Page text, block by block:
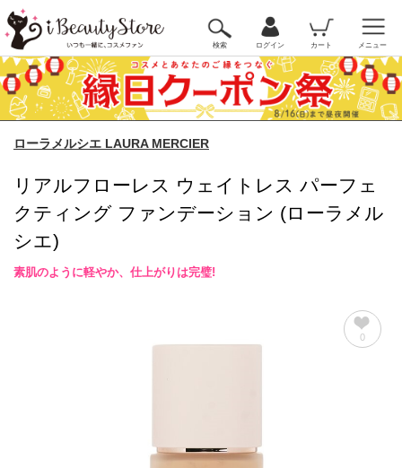
検索 ログイン カート メニュー
ローラメルシエ LAURA MERCIER
リアルフローレス ウェイトレス パーフェ
クティング ファンデーション (ローラメル
シエ)
素肌のように軽やか、仕上がりは完璧!
0